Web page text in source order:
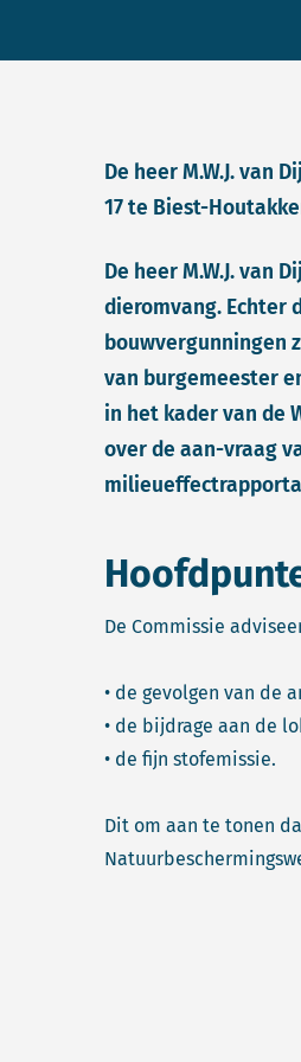
De heer M.W.J. van
17 te Biest-
De heer M.W.J. van
dieromvang. Echter
bouwvergunningen
van burgemeester
in het kader van de
over de aan-vraag
De Commissie
• de gevolgen van de
• de bijdrage aan de
• de fijn stofemissie.
Dit om aan te tonen